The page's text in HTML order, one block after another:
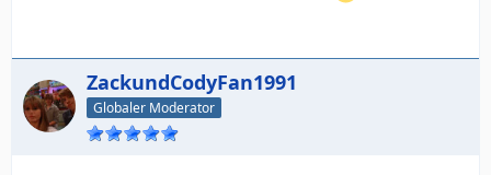
ZackundCodyFan1991
Globaler Moderator